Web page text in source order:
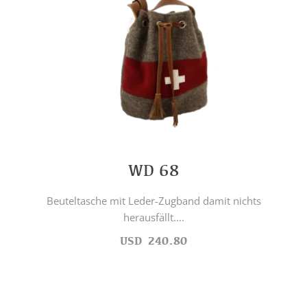
WD 68
Beuteltasche mit Leder-Zugband damit nichts
herausfällt....
USD 240.80